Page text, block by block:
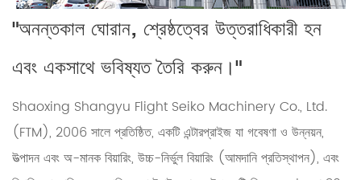
"অনন্তকাল ঘোরান, শ্রেষ্ঠত্বের উত্তরাধিকারী হন
এবং একসাথে ভবিষ্যত তৈরি করুন।"
Shaoxing Shangyu Flight Seiko Machinery Co., Ltd.
(FTM), 2006 সালে প্রতিষ্ঠিত, একটি এন্টারপ্রাইজ যা গবেষণা ও উন্নয়ন,
উত্পাদন এবং অ-মানক বিয়ারিং, উচ্চ-নির্ভুল বিয়ারিং (আমদানি প্রতিস্থাপন), এবং